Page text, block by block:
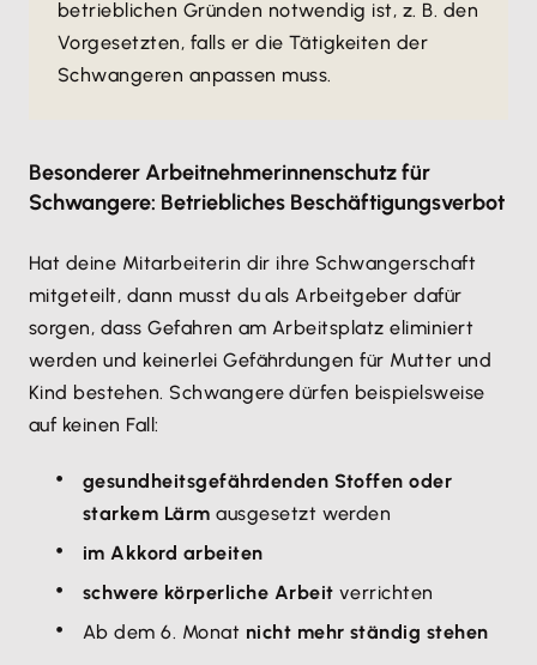
betrieblichen Gründen notwendig ist, z. B. den
Vorgesetzten, falls er die Tätigkeiten der
Schwangeren anpassen muss.
Besonderer Arbeitnehmerinnenschutz für
Schwangere: Betriebliches Beschäftigungsverbot
Hat deine Mitarbeiterin dir ihre Schwangerschaft
mitgeteilt, dann musst du als Arbeitgeber dafür
sorgen, dass Gefahren am Arbeitsplatz eliminiert
werden und keinerlei Gefährdungen für Mutter und
Kind bestehen. Schwangere dürfen beispielsweise
auf keinen Fall:
gesundheitsgefährdenden Stoffen oder
starkem Lärm ausgesetzt werden
im Akkord arbeiten
schwere körperliche Arbeit verrichten
Ab dem 6. Monat nicht mehr ständig stehen